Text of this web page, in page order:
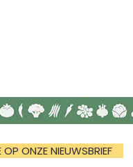
OP ONZE NIEUWSBRIEF